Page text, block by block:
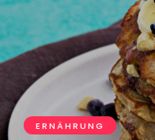
ERNÄHRUNG